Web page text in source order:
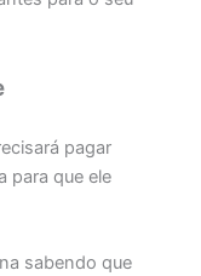
pagar
para que ele
sabendo que